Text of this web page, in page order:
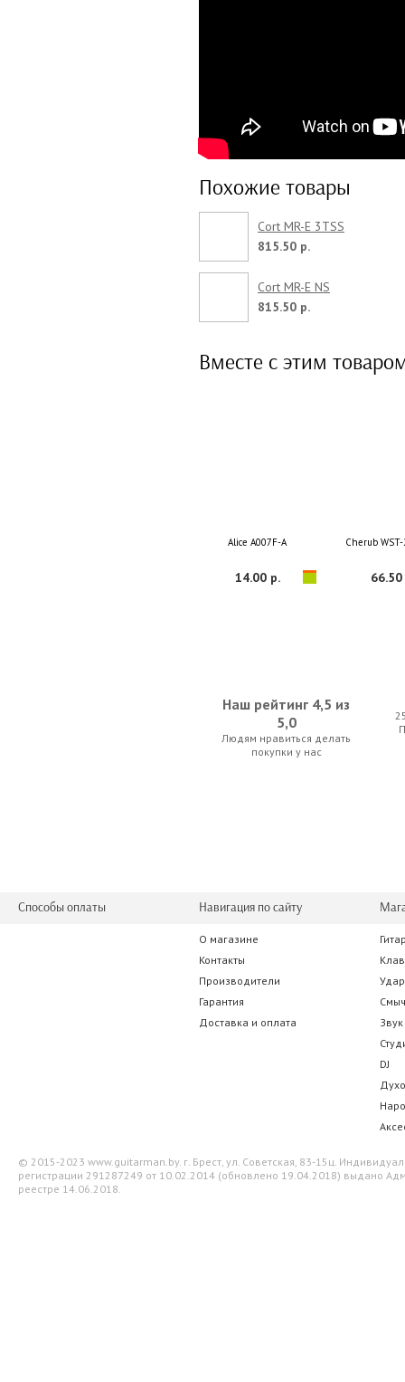
Похожие товары
Cort MR-E 3TSS
815.50 р.
Cort MR-E NS
815.50 р.
Вместе с этим
Alice A007F-A
14.00 р.
Cherub
66.50
Gibson SAG-MB12 Masterbuilt Premium
60.90 р.
Stagg
Наш рейтинг 4,5 из
5,0
Людям нравиться делать
покупки у нас
Способы оплаты Навигация по сайту
О магазине
Контакты
Производители
Гарантия
Доставка и оплата
Звук
DJ
© 2015-2023 www.guitarman.by. г. Брест, ул. Советская, 83-15ц.
регистрации 291287249 от 10.02.2014 (обновлено 19.04.2018) выдано
реестре 14.06.2018.